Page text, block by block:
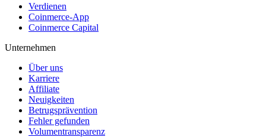
Verdienen
Coinmerce-App
Coinmerce Capital
Unternehmen
Über uns
Karriere
Affiliate
Neuigkeiten
Betrugsprävention
Fehler gefunden
Volumentransparenz